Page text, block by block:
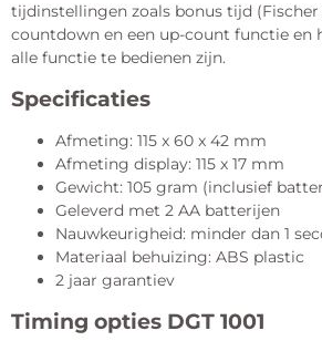
tijdinstellingen zoals bonus tijd (Fischer
countdown en een up-count functie
alle functie te bedienen zijn.
Specificaties
Afmeting: 115 x 60 x 42 mm
Afmeting display: 115 x 17 mm
Gewicht: 105 gram (inclusief
Geleverd met 2 AA batterijen
Nauwkeurigheid: minder dan 1
Materiaal behuizing: ABS plastic
2 jaar garantiev
Timing opties DGT 1001